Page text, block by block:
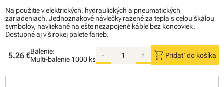
Na použitie v elektrických, hydraulických a pneumatických
zariadeniach. Jednoznakové návlečky razené za tepla s celou škálou
symbolov, navliekané na ešte nezapojené káble bez koncoviek.
Dostupné aj v širokej palete farieb.
5.26 €Balenie:
Multi-balenie 1000 ks
- + shopping_cart Pridať do košíka